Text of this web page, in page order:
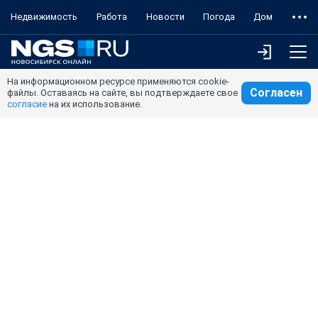
Недвижимость Работа Новости Погода Дом
На информационном ресурсе применяются cookie-
файлы. Оставаясь на сайте, вы подтверждаете свое
согласие на их использование.
Согласен